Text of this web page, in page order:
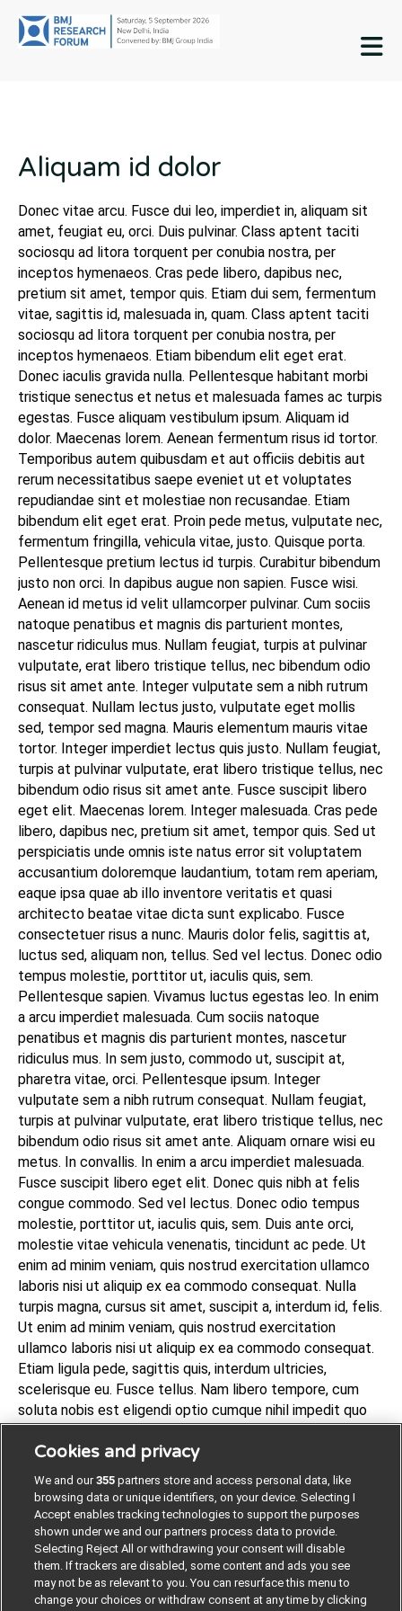
Aliquam id dolor
Donec vitae arcu. Fusce dui leo, imperdiet in, aliquam sit
amet, feugiat eu, orci. Duis pulvinar. Class aptent taciti
sociosqu ad litora torquent per conubia nostra, per
inceptos hymenaeos. Cras pede libero, dapibus nec,
pretium sit amet, tempor quis. Etiam dui sem, fermentum
vitae, sagittis id, malesuada in, quam. Class aptent taciti
sociosqu ad litora torquent per conubia nostra, per
inceptos hymenaeos. Etiam bibendum elit eget erat.
Donec iaculis gravida nulla. Pellentesque habitant morbi
tristique senectus et netus et malesuada fames ac turpis
egestas. Fusce aliquam vestibulum ipsum. Aliquam id
dolor. Maecenas lorem. Aenean fermentum risus id tortor.
Temporibus autem quibusdam et aut officiis debitis aut
rerum necessitatibus saepe eveniet ut et voluptates
repudiandae sint et molestiae non recusandae. Etiam
bibendum elit eget erat. Proin pede metus, vulputate nec,
fermentum fringilla, vehicula vitae, justo. Quisque porta.
Pellentesque pretium lectus id turpis. Curabitur bibendum
justo non orci. In dapibus augue non sapien. Fusce wisi.
Aenean id metus id velit ullamcorper pulvinar. Cum sociis
natoque penatibus et magnis dis parturient montes,
nascetur ridiculus mus. Nullam feugiat, turpis at pulvinar
vulputate, erat libero tristique tellus, nec bibendum odio
risus sit amet ante. Integer vulputate sem a nibh rutrum
consequat. Nullam lectus justo, vulputate eget mollis
sed, tempor sed magna. Mauris elementum mauris vitae
tortor. Integer imperdiet lectus quis justo. Nullam feugiat,
turpis at pulvinar vulputate, erat libero tristique tellus, nec
bibendum odio risus sit amet ante. Fusce suscipit libero
eget elit. Maecenas lorem. Integer malesuada. Cras pede
libero, dapibus nec, pretium sit amet, tempor quis. Sed ut
perspiciatis unde omnis iste natus error sit voluptatem
accusantium doloremque laudantium, totam rem aperiam,
eaque ipsa quae ab illo inventore veritatis et quasi
architecto beatae vitae dicta sunt explicabo. Fusce
consectetuer risus a nunc. Mauris dolor felis, sagittis at,
luctus sed, aliquam non, tellus. Sed vel lectus. Donec odio
tempus molestie, porttitor ut, iaculis quis, sem.
Pellentesque sapien. Vivamus luctus egestas leo. In enim
a arcu imperdiet malesuada. Cum sociis natoque
penatibus et magnis dis parturient montes, nascetur
ridiculus mus. In sem justo, commodo ut, suscipit at,
pharetra vitae, orci. Pellentesque ipsum. Integer
vulputate sem a nibh rutrum consequat. Nullam feugiat,
turpis at pulvinar vulputate, erat libero tristique tellus, nec
bibendum odio risus sit amet ante. Aliquam ornare wisi eu
metus. In convallis. In enim a arcu imperdiet malesuada.
Fusce suscipit libero eget elit. Donec quis nibh at felis
congue commodo. Sed vel lectus. Donec odio tempus
molestie, porttitor ut, iaculis quis, sem. Duis ante orci,
molestie vitae vehicula venenatis, tincidunt ac pede. Ut
enim ad minim veniam, quis nostrud exercitation ullamco
laboris nisi ut aliquip ex ea commodo consequat. Nulla
turpis magna, cursus sit amet, suscipit a, interdum id, felis.
Ut enim ad minim veniam, quis nostrud exercitation
ullamco laboris nisi ut aliquip ex ea commodo consequat.
Etiam ligula pede, sagittis quis, interdum ultricies,
scelerisque eu. Fusce tellus. Nam libero tempore, cum
soluta nobis est eligendi optio cumque nihil impedit quo
minus id quod maxime placeat facere possimus, omnis
voluptas assumenda est, omnis dolor repellendus. Duis
sapien nunc, commodo et, interdum suscipit, sollicitudin
et, dolor. Mauris dictum facilisis augue. Donec ipsum
massa, ullamcorper in, auctor et, scelerisque sed, est.
Suspendisse sagittis ultrices augue.
Cookies and privacy
We and our355 partners store and access personal data, like
browsing data or unique identifiers, on your device. Selecting I
Accept enables tracking technologies to support the purposes
shown under we and our partners process data to provide.
Selecting Reject All or withdrawing your consent will disable
them. If trackers are disabled, some content and ads you see
may not be as relevant to you. You can resurface this menu to
change your choices or withdraw consent at any time by clicking